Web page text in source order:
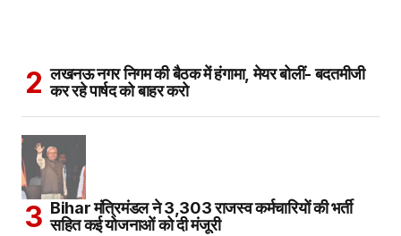
लखनऊ नगर निगम की बैठक में हंगामा, मेयर बोलीं- बदतमीजी
कर रहे पार्षद को बाहर करो
Bihar मंत्रिमंडल ने 3,303 राजस्व कर्मचारियों की भर्ती
सहित कई योजनाओं को दी मंजूरी